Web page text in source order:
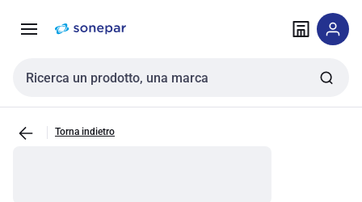
navigazione alla
Cerca input
Torna indietro